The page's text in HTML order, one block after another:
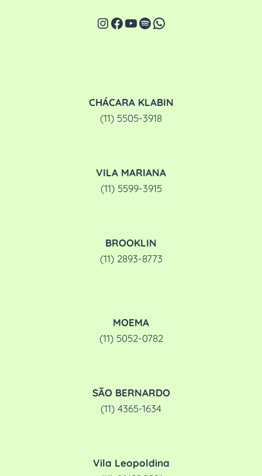
Instagram
Facebook
Youtube
Spotify
WhatsApp
CHÁCARA KLABIN
(11) 5505-3918
VILA MARIANA
(11) 5599-3915
BROOKLIN
(11) 2893-8773
MOEMA
(11) 5052-0782
SÃO BERNARDO
(11) 4365-1634
Vila Leopoldina